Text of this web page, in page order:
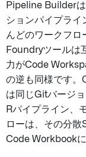
Pipeline Builder
ションパイプライ
んどのワークフ
Foundryツールは
力がCode
の逆も同様です
は同じGitバージ
Rパイプライン、
ローは、その分
Code Workbook